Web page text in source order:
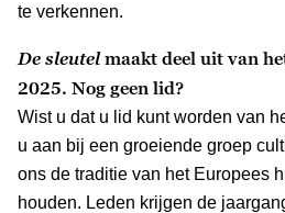
te verkennen.
De sleutelmaakt deel uit van
2025. Nog geen lid?
Wist u dat u lid kunt worden van
u aan bij een groeiende groep
ons de traditie van het Europees
houden. Leden krijgen de